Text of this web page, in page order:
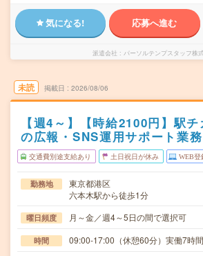
気になる! 応募へ進む
派遣会社 パーソルテンプスタッフ株
未読 掲載日 2026/08/06
【週4～】【時給2100円】駅
の広報・SNS運用サポート業務
交通費別途支給あり 土日祝日が休み WEB登
勤務地
東京都港区
六本木駅から徒歩1分
曜日頻度 月～金／週4～5日の間で選択可
時間 09:00-17:00（休憩60分）実働7時